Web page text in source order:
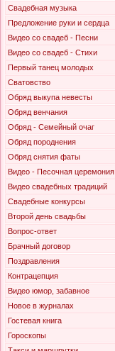
Свадебная музыка
Предложение руки и сердца
Видео со свадеб - Песни
Видео со свадеб - Стихи
Первый танец молодых
Сватовство
Обряд выкупа невесты
Обряд венчания
Обряд - Семейный очаг
Обряд породнения
Обряд снятия фаты
Видео - Песочная церемония
Видео свадебных традиций
Свадебные конкурсы
Второй день свадьбы
Вопрос-ответ
Брачный договор
Поздравления
Контрацепция
Видео юмор, забавное
Новое в журналах
Гостевая книга
Гороскопы